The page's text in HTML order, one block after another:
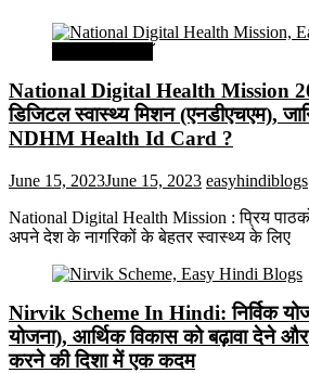
National Digital Health Mission
डिजिटल स्वास्थ्य मिशन (एनडीएचएम),
NDHM Health Id Card ?
June 15, 2023June 15, 2023 easyhindiblogs
National Digital Health Mission : प्रिय
अपने देश के नागरिकों के बेहतर स्वास्थ्य के लिए
Nirvik Scheme In Hindi: निर्विक
योजना), आर्थिक विकास को बढ़ावा देने और
करने की दिशा में एक कदम